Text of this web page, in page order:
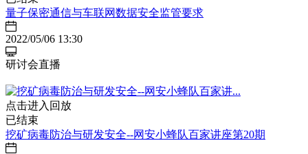
量子保密通信与车联网数据安全监管要求
2022/05/06 13:30
研讨会直播
点击进入回放
已结束
挖矿病毒防治与研发安全--网安小蜂队百家讲座第20期